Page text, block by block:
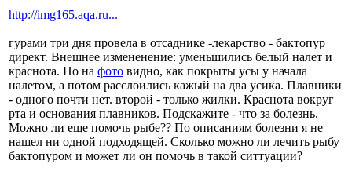
http://img165.aqa.ru...
гурами три дня провела в отсаднике -лекарство - бактопур
директ. Внешнее измененение: уменьшились белый налет и
краснота. Но на фото видно, как покрыты усы у начала
налетом, а потом расслоились кажый на два усика. Плавники
- одного почти нет. второй - только жилки. Краснота вокруг
рта и основания плавников. Подскажите - что за болезнь.
Можно ли еще помочь рыбе?? По описаниям болезни я не
нашел ни одной подходящей. Сколько можно ли лечить рыбу
бактопуром и может ли он помочь в такой ситтуации?